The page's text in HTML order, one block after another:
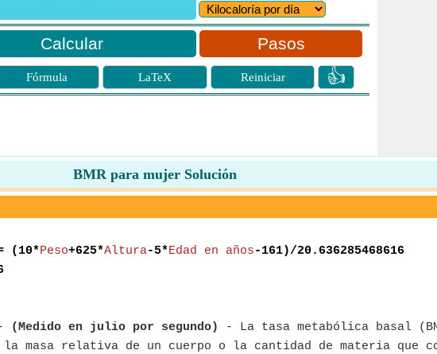
Pasos
Fórmula LaTeX Reiniciar 👍
BMR para mujer Solución
(10*Peso+625*Altura-5*Edad en años-161)/20.636285468616
(Medido en julio por segundo)
- La tasa metabólica basal
masa relativa de un cuerpo o la cantidad de materia que